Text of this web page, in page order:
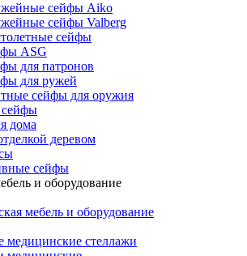
сейфы Aiko
сейфы Valberg
сейфы
ASG
для патронов
для ружей
сейфы для оружия
дома
деревом
сейфы
и оборудование
мебель и оборудование
медицинские стеллажи